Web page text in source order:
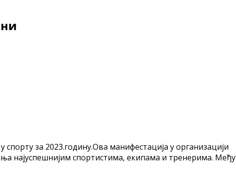
спорту за 2023.годину.Ова манифестација у организацији
најуспешнијим спортистима, екипама и тренерима. Међу